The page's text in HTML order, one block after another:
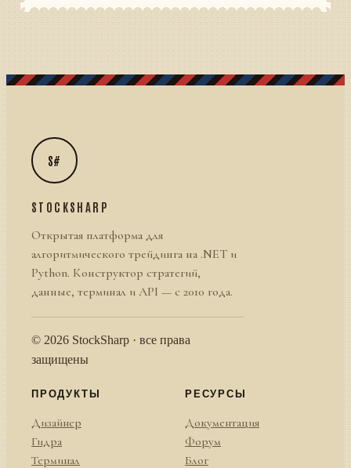
S#
STOCKSHARP
Открытая платформа для
алгоритмического трейдинга на .NET и
Python. Конструктор стратегий,
данные, терминал и API — с 2010 года.
© 2026 StockSharp · все права
защищены
ПРОДУКТЫ
Дизайнер
Гидра
Терминал
РЕСУРСЫ
Документация
Форум
Блог